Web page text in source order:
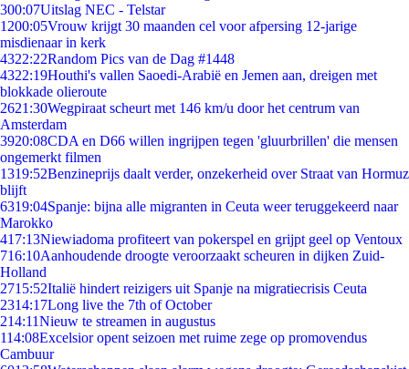
300:07Uitslag NEC - Telstar
1200:05Vrouw krijgt 30 maanden cel voor afpersing 12-jarige
misdienaar in kerk
4322:22Random Pics van de Dag #1448
4322:19Houthi's vallen Saoedi-Arabië en Jemen aan, dreigen met
blokkade olieroute
2621:30Wegpiraat scheurt met 146 km/u door het centrum van
Amsterdam
3920:08CDA en D66 willen ingrijpen tegen 'gluurbrillen' die mensen
ongemerkt filmen
1319:52Benzineprijs daalt verder, onzekerheid over Straat van Hormuz
blijft
6319:04Spanje: bijna alle migranten in Ceuta weer teruggekeerd naar
Marokko
417:13Niewiadoma profiteert van pokerspel en grijpt geel op Ventoux
716:10Aanhoudende droogte veroorzaakt scheuren in dijken Zuid-
Holland
2715:52Italië hindert reizigers uit Spanje na migratiecrisis Ceuta
2314:17Long live the 7th of October
214:11Nieuw te streamen in augustus
114:08Excelsior opent seizoen met ruime zege op promovendus
Cambuur